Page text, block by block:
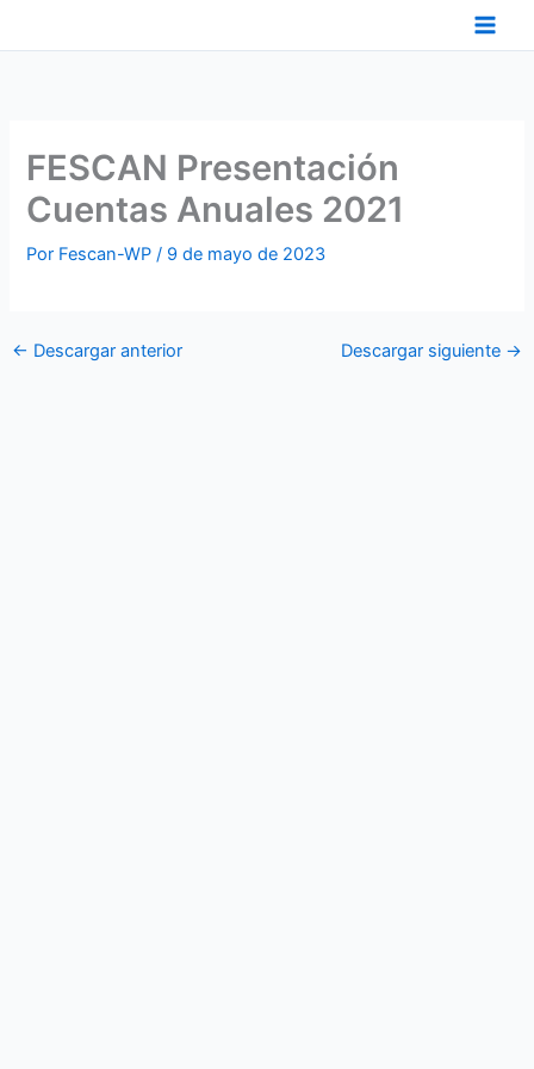
FESCAN Presentación
Cuentas Anuales 2021
Por Fescan-WP/ 9 de mayo de 2023
← Descargar anterior Descargar siguiente →